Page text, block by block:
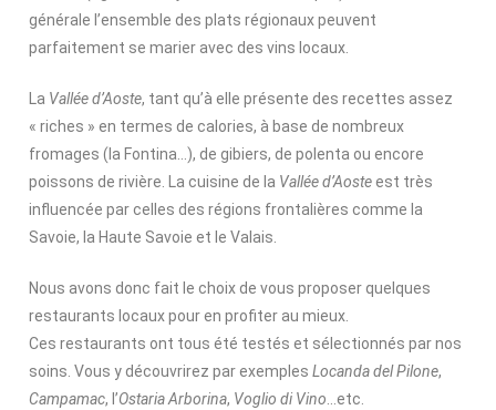
générale l’ensemble des plats régionaux peuvent
parfaitement se marier avec des vins locaux.
La Vallée d’Aoste, tant qu’à elle présente des recettes assez
« riches » en termes de calories, à base de nombreux
fromages (la Fontina…), de gibiers, de polenta ou encore
poissons de rivière. La cuisine de la Vallée d’Aosteest très
influencée par celles des régions frontalières comme la
Savoie, la Haute Savoie et le Valais.
Nous avons donc fait le choix de vous proposer quelques
restaurants locaux pour en profiter au mieux.
Ces restaurants ont tous été testés et sélectionnés par nos
soins. Vous y découvrirez par exemples Locanda del Pilone,
Campamac, l’Ostaria Arborina, Voglio di Vino …etc.